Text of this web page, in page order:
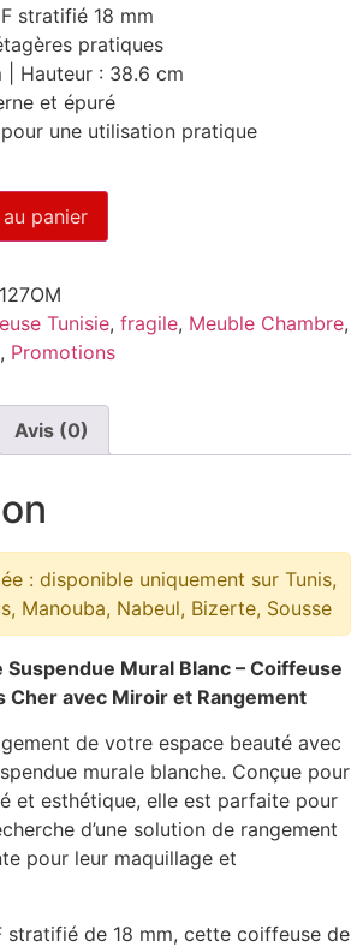
stratifié 18 mm
pratiques
| Hauteur : 38.6 cm
et épuré
une utilisation pratique
panier
Tunisie, fragile, Meuble Chambre,
, Promotions
Avis (0)
: disponible uniquement sur Tunis,
Manouba, Nabeul, Bizerte, Sousse
Mural Blanc – Coiffeuse
Cher avec Miroir et Rangement
de votre espace beauté avec
murale blanche. Conçue pour
et esthétique, elle est parfaite pour
d’une solution de rangement
pour leur maquillage et
stratifié de 18 mm, cette coiffeuse de